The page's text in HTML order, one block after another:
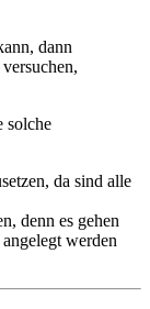
dann
solche
da sind alle
denn es gehen
werden